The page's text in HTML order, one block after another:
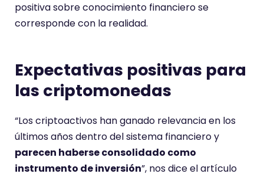
positiva sobre conocimiento financiero se
corresponde con la realidad.
Expectativas positivas para
las criptomonedas
“Los criptoactivos han ganado relevancia en los
últimos años dentro del sistema financiero y
parecen haberse consolidado como
instrumento de inversión”, nos dice el artículo